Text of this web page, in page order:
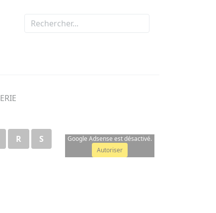
R
S
Google Adsense est désactivé.
Autoriser